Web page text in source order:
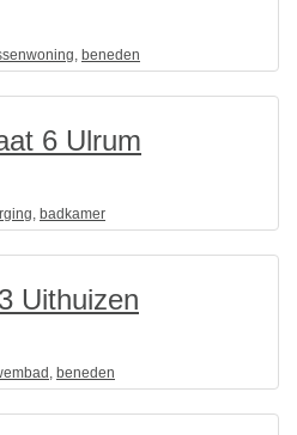
, beneden
6 Ulrum
, badkamer
Uithuizen
, beneden